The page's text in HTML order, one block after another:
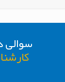
سوالی